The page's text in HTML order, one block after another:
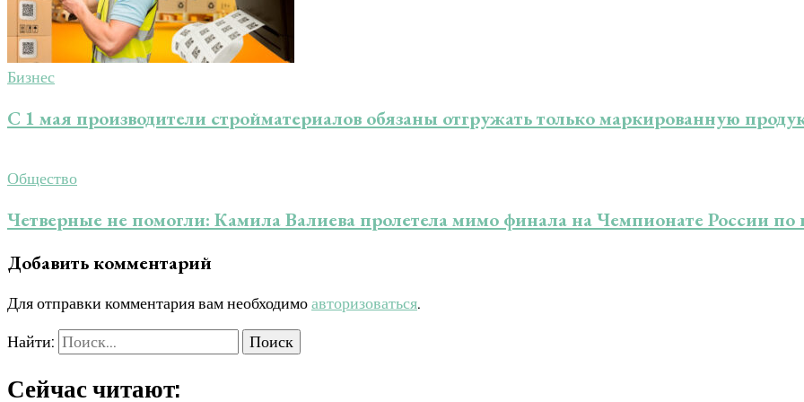
Бизнес
С 1 мая производители стройматериалов обязаны отгружать только маркированную
Общество
Четверные не помогли: Камила Валиева пролетела мимо финала на Чемпионате России
Добавить комментарий
Для отправки комментария вам необходимоавторизоваться.
Найти:
Сейчас читают: